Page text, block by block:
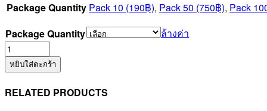
Package Quantity Pack 10 (190฿), Pack 50 (750฿), Pack
Package Quantity
ล้างค่า
จำนวน
Infusion
Set
(P2BW02SB)
หยิบใส่ตะกร้า
RELATED PRODUCTS